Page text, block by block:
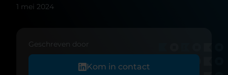
1 mei 2024
Geschreven door
Kom in contact